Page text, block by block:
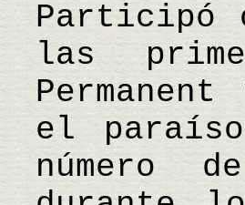
Participó
las
el
número